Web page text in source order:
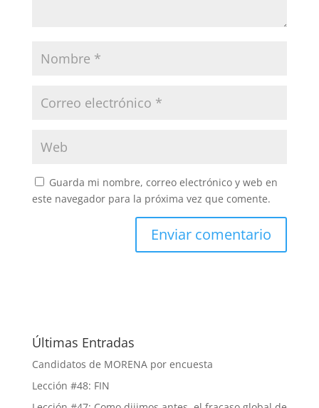
Guarda mi nombre, correo electrónico y web en
este navegador para la próxima vez que comente.
Últimas Entradas
Candidatos de MORENA por encuesta
Lección #48: FIN